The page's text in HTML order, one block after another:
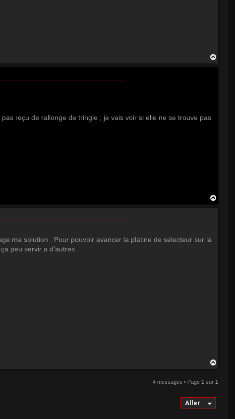
reçu de rallonge de tringle ; je vais voir si elle ne se trouve pas
ma solution . Pour pouvoir avancer la platine de selecteur sur la
peu servir a d'autres .
t
4 messages • Page1 sur1
Aller